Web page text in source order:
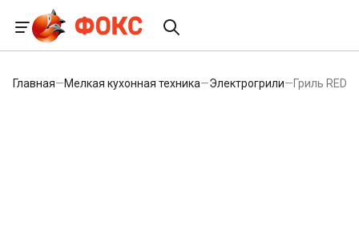
Главная—Мелкая кухонная техника—Электрогрили—Гриль RED